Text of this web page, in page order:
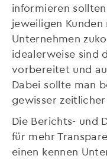
informieren
jeweiligen
Unternehmen
idealerweise sind
vorbereitet und
Dabei sollte man
gewisser
Die Berichts- und
für mehr
einen kennen